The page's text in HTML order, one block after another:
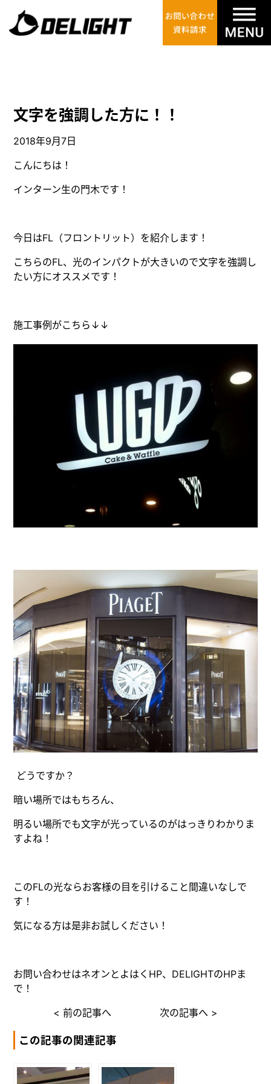
文字を強調した方に！！
2018年9月7日
こんにちは！
インターン生の門木です！
今日はFL（フロントリット） を紹介します！
こちらのFL、光のインパクトが大きいので文字を強調し
たい方にオススメです！
施工事例がこちら↓↓
どうですか？
暗い場所ではもちろん、
明るい場所でも文字が光っているのがはっきりわかりま
すよね！
このFLの光ならお客様の目を引けること間違いなしで
す！
気になる方は是非お試しください！
お問い合わせはネオンとよはくHP、 DELIGHTのHPま
で！
< 前の記事へ
次の記事へ >
この記事の関連記事